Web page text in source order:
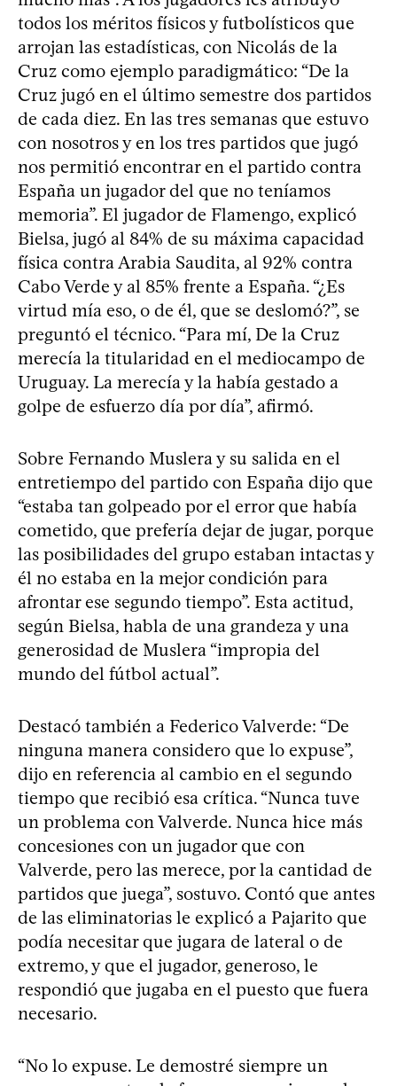
todos los méritos físicos y futbolísticos que
arrojan las estadísticas, con Nicolás de la
Cruz como ejemplo paradigmático: “De la
Cruz jugó en el último semestre dos partidos
de cada diez. En las tres semanas que estuvo
con nosotros y en los tres partidos que jugó
nos permitió encontrar en el partido contra
España un jugador del que no teníamos
memoria”. El jugador de Flamengo, explicó
Bielsa, jugó al 84% de su máxima capacidad
física contra Arabia Saudita, al 92% contra
Cabo Verde y al 85% frente a España. “¿Es
virtud mía eso, o de él, que se deslomó?”, se
preguntó el técnico. “Para mí, De la Cruz
merecía la titularidad en el mediocampo de
Uruguay. La merecía y la había gestado a
golpe de esfuerzo día por día”, afirmó.
Sobre Fernando Muslera y su salida en el
entretiempo del partido con España dijo que
“estaba tan golpeado por el error que había
cometido, que prefería dejar de jugar, porque
las posibilidades del grupo estaban intactas y
él no estaba en la mejor condición para
afrontar ese segundo tiempo”. Esta actitud,
según Bielsa, habla de una grandeza y una
generosidad de Muslera “impropia del
mundo del fútbol actual”.
Destacó también a Federico Valverde: “De
ninguna manera considero que lo expuse”,
dijo en referencia al cambio en el segundo
tiempo que recibió esa crítica. “Nunca tuve
un problema con Valverde. Nunca hice más
concesiones con un jugador que con
Valverde, pero las merece, por la cantidad de
partidos que juega”, sostuvo. Contó que antes
de las eliminatorias le explicó a Pajarito que
podía necesitar que jugara de lateral o de
extremo, y que el jugador, generoso, le
respondió que jugaba en el puesto que fuera
necesario.
“No lo expuse. Le demostré siempre un